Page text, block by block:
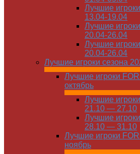
Лучшие
13.04-19.04
Лучшие
20.04-26.04
Лучшие
20.04-26.04
Лучшие игроки сезона
Лучшие игроки
октябрь
Лучшие
21.10 — 27.10
Лучшие
28.10 — 31.10
Лучшие игроки
ноябрь